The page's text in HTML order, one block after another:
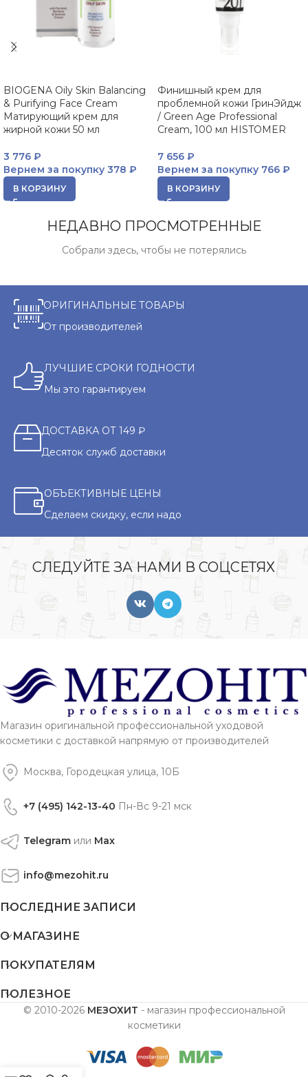
BIOGENA Oily Skin Balancing
& Purifying Face Cream
Матирующий крем для
жирной кожи 50 мл
3 776 ₽
Вернем за покупку 378 ₽
В КОРЗИНУ
Финишный крем для
проблемной кожи ГринЭйдж
/ Green Age Professional
Cream, 100 мл HISTOMER
7 656 ₽
Вернем за покупку 766 ₽
В КОРЗИНУ
НЕДАВНО ПРОСМОТРЕННЫЕ
Собрали здесь, чтобы не потерялись
ОРИГИНАЛЬНЫЕ ТОВАРЫ
От производителей
ЛУЧШИЕ СРОКИ ГОДНОСТИ
Мы это гарантируем
ДОСТАВКА ОТ 149 ₽
Десяток служб доставки
ОБЪЕКТИВНЫЕ ЦЕНЫ
Сделаем скидку, если надо
СЛЕДУЙТЕ ЗА НАМИ В СОЦСЕТЯХ
Магазин оригинальной профессиональной уходовой
косметики с доставкой напрямую от производителей
Москва, Городецкая улица, 10Б
+7 (495) 142-13-40 Пн-Вс 9-21 мск
Telegram или Max
info@mezohit.ru
ПОСЛЕДНИЕ ЗАПИСИ
О МАГАЗИНЕ
ПОКУПАТЕЛЯМ
ПОЛЕЗНОЕ
© 2010-2026 МЕЗОХИТ - магазин профессиональной
косметики